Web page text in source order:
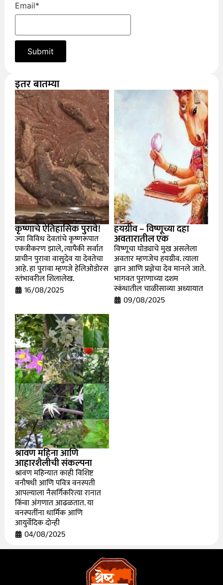
Email*
इतर बातम्या
कृष्णाचे ऐतिहासिक पुरावे!
ज्या विविध देवतांचे कृष्णरूपात
एकत्रीकरण झाले, त्यापैकी सर्वात
प्राचीन पुरावा वासुदेव या देवतेचा
आहे. हा पुरावा म्हणजे हेलिओडोरस
स्तंभावरील शिलालेख.
16/08/2025
हयग्रीव – विष्णूच्या दहा
अवतारातील एक
विष्णूचा घोड्याचे मुख असलेला
अवतार म्हणजेच हयग्रीव. त्याला
ज्ञान आणि प्रज्ञेचा देव मानले जाते.
भागवत पुराणाच्या दशम
स्कंधातील चाळीसाव्या अध्यायात
09/08/2025
श्रावण महिना आणि
आहारशैलीची संकल्पना
श्रावण महिन्यात काही विशिष्ट
वनौषधी आणि पवित्र वनस्पती
आपल्याला नैसर्गिकरित्या रानात
किंवा अंगणात आढळतात. या
वनस्पतींना धार्मिक आणि
आयुर्वेदिक दोन्ही
04/08/2025